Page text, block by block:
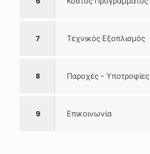
7 Τεχνικός Εξοπλισμός
8 Παροχές - Υποτροφίες
9 Επικοινωνία